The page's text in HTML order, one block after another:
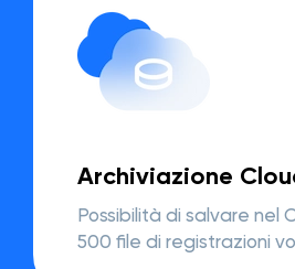
Archiviazione
Possibilità di salvare nel
500 file di registrazioni